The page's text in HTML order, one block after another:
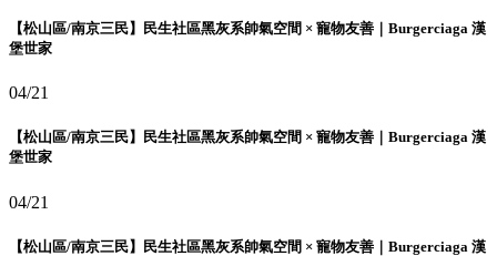
【松山區/南京三民】民生社區黑灰系帥氣空間 × 寵物友善｜Burgerciaga 漢
堡世家
04/21
【松山區/南京三民】民生社區黑灰系帥氣空間 × 寵物友善｜Burgerciaga 漢
堡世家
04/21
【松山區/南京三民】民生社區黑灰系帥氣空間 × 寵物友善｜Burgerciaga 漢